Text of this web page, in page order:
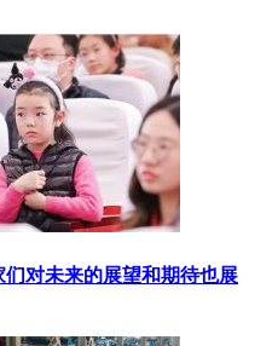
们对未来的展望和期待也展